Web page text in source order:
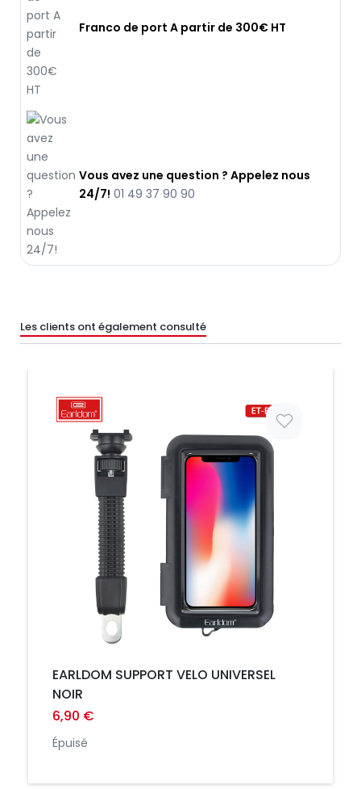
Franco de port A partir de 300€ HT
Vous avez une question ? Appelez nous
24/7! 01 49 37 90 90
Les clients ont également consulté
Prix
EARLDOM SUPPORT VELO UNIVERSEL
NOIR
6,90 €
Épuisé